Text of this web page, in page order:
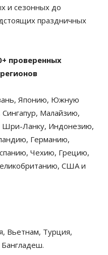
и сезонных до
праздничных
проверенных
Японию, Южную
Малайзию,
Шри-Ланку, Индонезию,
Германию,
Чехию, Грецию,
США и
Вьетнам, Турция,